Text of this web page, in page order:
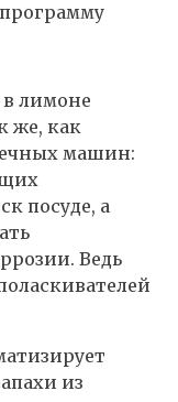
в лимоне
же, как
машин:
посуде, а
Ведь
из